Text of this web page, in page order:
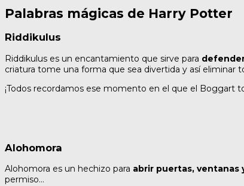
Palabras mágicas de Harry Potter
Riddikulus
Riddikulus es un encantamiento que sirve para
criatura tome una forma que sea divertida y así eliminar
¡Todos recordamos ese momento en el que el Boggart
Alohomora
Alohomora es un hechizo para abrir puertas, ventanas
permiso…